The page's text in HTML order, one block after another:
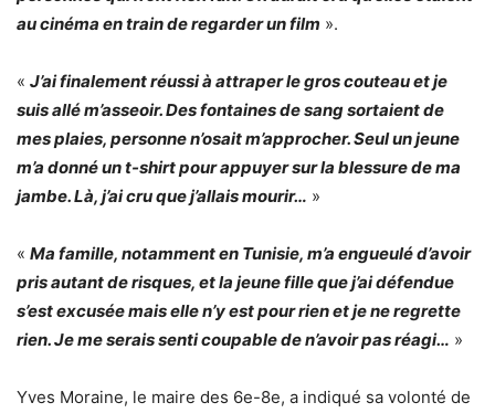
au cinéma en train de regarder un film ».
« J’ai finalement réussi à attraper le gros couteau et je
suis allé m’asseoir. Des fontaines de sang sortaient de
mes plaies, personne n’osait m’approcher. Seul un jeune
m’a donné un t-shirt pour appuyer sur la blessure de ma
jambe. Là, j’ai cru que j’allais mourir… »
« Ma famille, notamment en Tunisie, m’a engueulé d’avoir
pris autant de risques, et la jeune fille que j’ai défendue
s’est excusée mais elle n’y est pour rien et je ne regrette
rien. Je me serais senti coupable de n’avoir pas réagi… »
Yves Moraine, le maire des 6e-8e, a indiqué sa volonté de